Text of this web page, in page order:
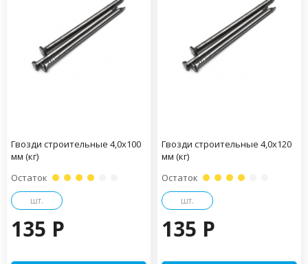
Гвозди строительные 4,0х100
мм (кг)
Остаток
шт.
135 P
Гвозди строительные 4,0х120
мм (кг)
Остаток
шт.
135 P